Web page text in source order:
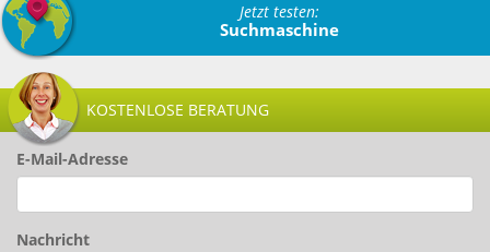
Jetzt testen:
Suchmaschine
KOSTENLOSE BERATUNG
E-Mail-Adresse
Nachricht